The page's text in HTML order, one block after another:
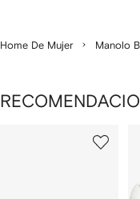
Home De Mujer Manolo